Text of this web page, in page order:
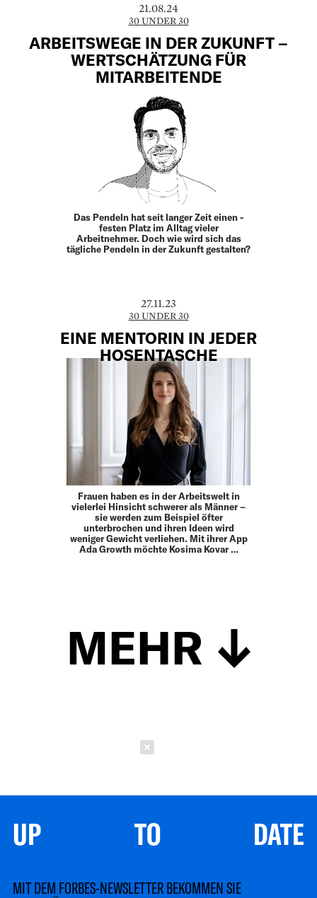
21.08.24
30 UNDER 30
ARBEITSWEGE IN DER ZUKUNFT –
WERTSCHÄTZUNG FÜR
MITARBEITENDE
Das Pendeln hat seit langer Zeit einen ­
festen Platz im Alltag vieler
Arbeitnehmer. Doch wie wird sich das
tägliche Pendeln in der Zukunft ­gestalten?
27.11.23
30 UNDER 30
EINE MENTORIN IN ­JEDER
HOSENTASCHE
Frauen haben es in der Arbeitswelt in
vielerlei Hinsicht schwerer als Männer –
sie werden zum Beispiel öfter
unterbrochen und ihren Ideen wird
weniger Gewicht verliehen. Mit ihrer App
Ada Growth möchte Kosima Kovar …
MEHR
UP TO DATE
MIT DEM FORBES-NEWSLETTER BEKOMMEN SIE